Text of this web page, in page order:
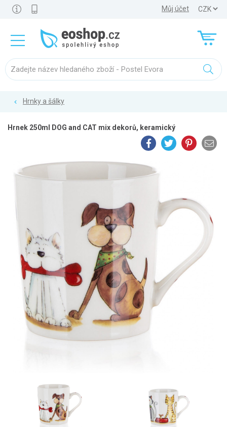
Můj účet
Hrnky a šálky
Hrnek 250ml DOG and CAT mix dekorů, keramický